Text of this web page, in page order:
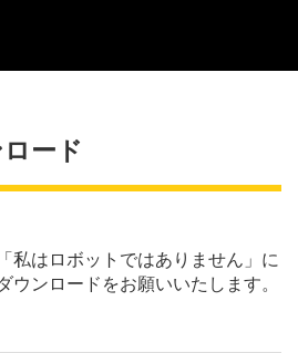
ード
私はロボットではありません」に
ウンロードをお願いいたします。